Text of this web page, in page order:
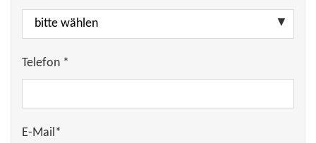
Telefon *
E-Mail*